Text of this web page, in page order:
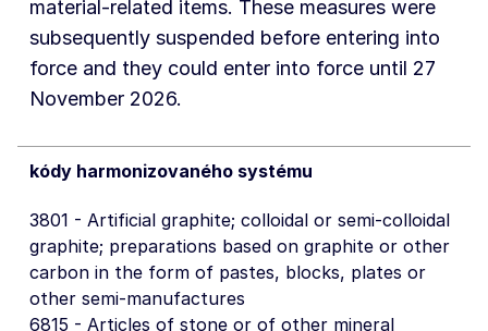
material-related items. These measures were
subsequently suspended before entering into
force and they could enter into force until 27
November 2026.
kódy harmonizovaného systému
3801 - Artificial graphite; colloidal or semi-colloidal
graphite; preparations based on graphite or other
carbon in the form of pastes, blocks, plates or
other semi-manufactures
6815 - Articles of stone or of other mineral